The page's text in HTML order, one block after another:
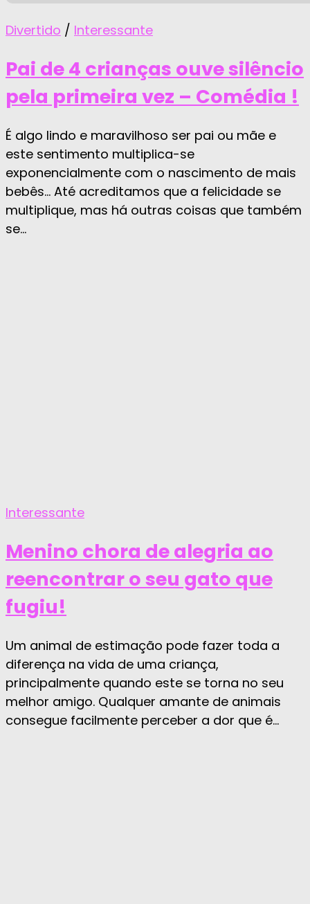
Divertido / Interessante
Pai de 4 crianças ouve silêncio
pela primeira vez – Comédia !
É algo lindo e maravilhoso ser pai ou mãe e
este sentimento multiplica-se
exponencialmente com o nascimento de mais
bebês… Até acreditamos que a felicidade se
multiplique, mas há outras coisas que também
se...
Interessante
Menino chora de alegria ao
reencontrar o seu gato que
fugiu!
Um animal de estimação pode fazer toda a
diferença na vida de uma criança,
principalmente quando este se torna no seu
melhor amigo. Qualquer amante de animais
consegue facilmente perceber a dor que é...